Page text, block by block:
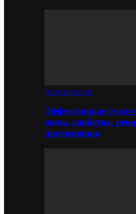
Автозапчасти
Эффективные
виды, свойства,
применению